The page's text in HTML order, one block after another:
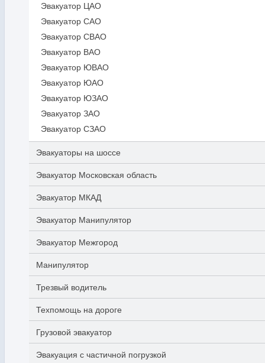
Эвакуатор ЦАО
Эвакуатор САО
Эвакуатор СВАО
Эвакуатор ВАО
Эвакуатор ЮВАО
Эвакуатор ЮАО
Эвакуатор ЮЗАО
Эвакуатор ЗАО
Эвакуатор СЗАО
Эвакуаторы на шоссе
Эвакуатор Московская область
Эвакуатор МКАД
Эвакуатор Манипулятор
Эвакуатор Межгород
Манипулятор
Трезвый водитель
Техпомощь на дороге
Грузовой эвакуатор
Эвакуация с частичной погрузкой